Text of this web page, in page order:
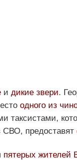
и дикие звери.
одного из
таксистами,
предоставят
пятерых жителей